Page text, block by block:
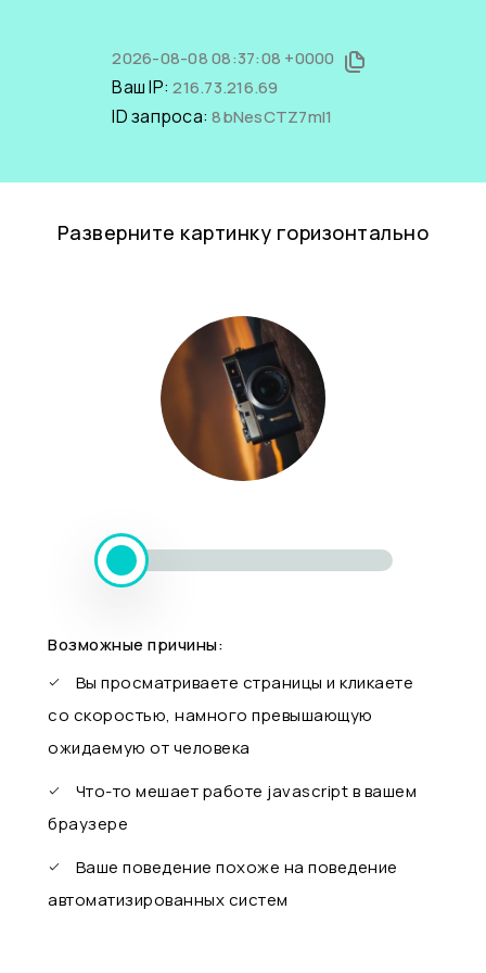
2026-08-08 08:37:08 +0000
Ваш IP:216.73.216.69
ID запроса:8bNesCTZ7mI1
Разверните картинку горизонтально
Возможные причины:
Вы просматриваете страницы и кликаете
со скоростью, намного превышающую
ожидаемую от человека
Что-то мешает работе javascript в вашем
браузере
Ваше поведение похоже на поведение
автоматизированных систем